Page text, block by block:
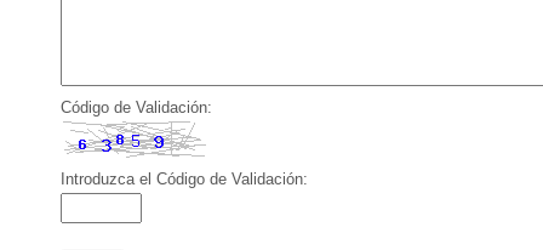
Código de Validación:
Introduzca el Código de Validación: